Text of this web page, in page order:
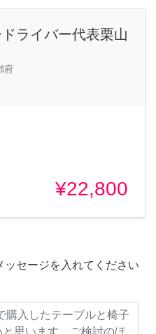
ライバー代表栗山
府
¥22,800
セージを入れてください